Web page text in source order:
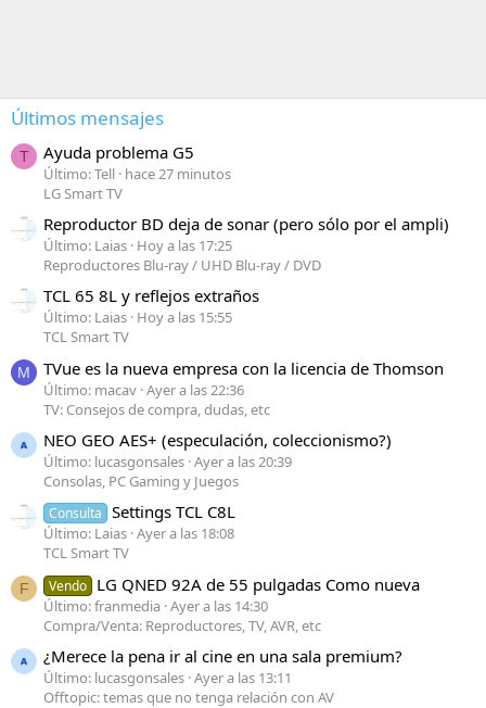
Últimos mensajes
T Ayuda problema G5
Último: Tell hace 27 minutos
LG Smart TV
Reproductor BD deja de sonar (pero sólo por el ampli)
Último: Laias Hoy a las 17:25
Reproductores Blu-ray / UHD Blu-ray / DVD
TCL 65 8L y reflejos extraños
Último: Laias Hoy a las 15:55
TCL Smart TV
M TVue es la nueva empresa con la licencia de Thomson
Último: macav Ayer a las 22:36
TV: Consejos de compra, dudas, etc
NEO GEO AES+ (especulación, coleccionismo?)
Último: lucasgonsales Ayer a las 20:39
Consolas, PC Gaming y Juegos
Consulta Settings TCL C8L
Último: Laias Ayer a las 18:08
TCL Smart TV
F Vendo LG QNED 92A de 55 pulgadas Como nueva
Último: franmedia Ayer a las 14:30
Compra/Venta: Reproductores, TV, AVR, etc
¿Merece la pena ir al cine en una sala premium?
Último: lucasgonsales Ayer a las 13:11
Offtopic: temas que no tenga relación con AV